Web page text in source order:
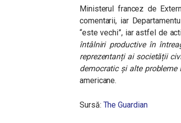
Ministerul francez de
comentarii, iar
“este vechi”, iar astfel de
întâlniri productive în
reprezentanți ai societății
democratic și alte probleme
americane.
Sursă: The Guardian